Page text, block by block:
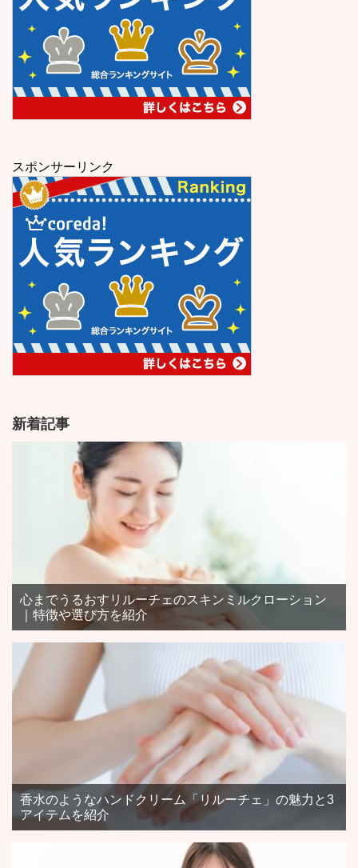
スポンサーリンク
新着記事
心までうるおすリルーチェのスキンミルクローション
｜特徴や選び方を紹介
香水のようなハンドクリーム「リルーチェ」の魅力と3
アイテムを紹介